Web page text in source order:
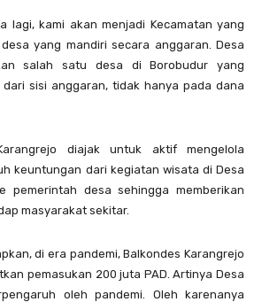
lagi, kami akan menjadi Kecamatan yang
yang mandiri secara anggaran. Desa
salah satu desa di Borobudur yang
dari sisi anggaran, tidak hanya pada dana
diajak untuk aktif mengelola
keuntungan dari kegiatan wisata di Desa
pemerintah desa sehingga memberikan
masyarakat sekitar.
di era pandemi, Balkondes Karangrejo
pemasukan 200 juta PAD. Artinya Desa
oleh pandemi. Oleh karenanya